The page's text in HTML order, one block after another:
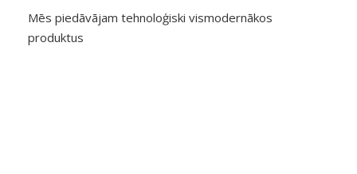
Mēs piedāvājam tehnoloģiski vismodernākos
produktus